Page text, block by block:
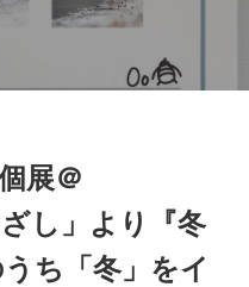
展＠
し」より『冬
ち「冬」をイ